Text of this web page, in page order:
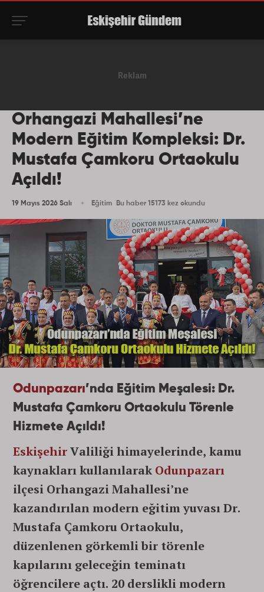
Orhangazi Mahallesi’ne
Modern Eğitim Kompleksi: Dr.
Mustafa Çamkoru Ortaokulu
Açıldı!
19 Mayıs 2026 Salı Eğitim Bu haber 15173 kez okundu
Odunpazarı’nda Eğitim Meşalesi: Dr.
Mustafa Çamkoru Ortaokulu Törenle
Hizmete Açıldı!
EskişehirValiliği himayelerinde, kamu
kaynakları kullanılarak Odunpazarı
ilçesi Orhangazi Mahallesi’ne
kazandırılan modern eğitim yuvası Dr.
Mustafa Çamkoru Ortaokulu,
düzenlenen görkemli bir törenle
kapılarını geleceğin teminatı
öğrencilere açtı. 20 derslikli modern